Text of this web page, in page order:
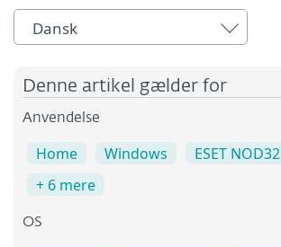
Dansk
Denne artikel gælder for
Anvendelse
Home Windows
ESET
+ 6 mere
OS